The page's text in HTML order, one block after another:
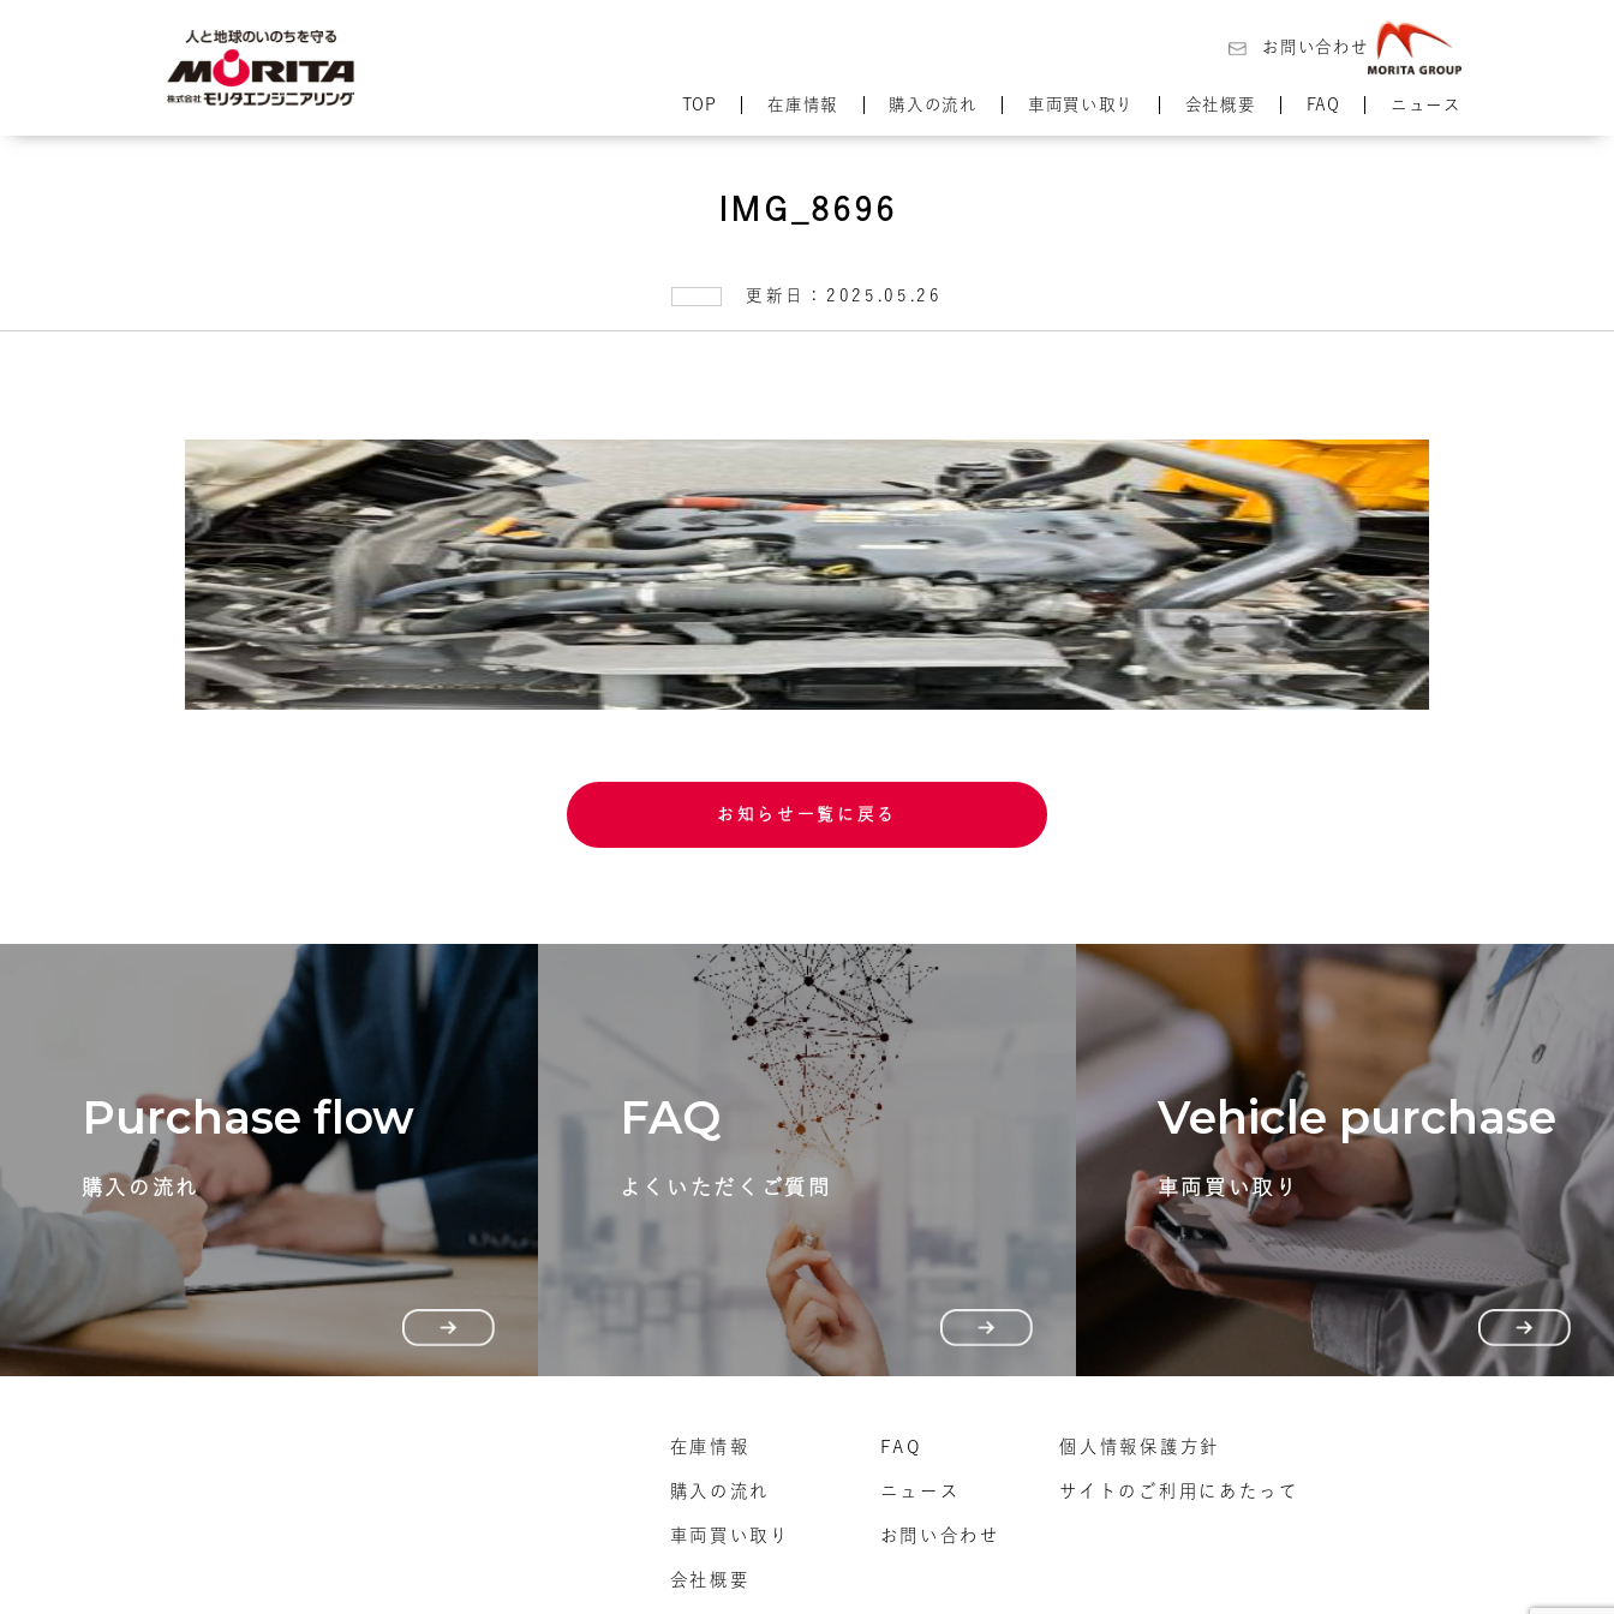
お問い合わせ
TOP 在庫情報 購入の流れ 車両買い取り 会社概要 FAQ ニュース
IMG_8696
更新日：2025.05.26
お知らせ一覧に戻る
Purchase flow
購入の流れ
FAQ
よくいただくご質問
Vehicle purchase
車両買い取り
在庫情報
購入の流れ
車両買い取り
会社概要
FAQ
ニュース
お問い合わせ
個人情報保護方針
サイトのご利用にあたって